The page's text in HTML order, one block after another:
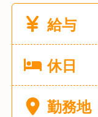
給与
休日
勤務地